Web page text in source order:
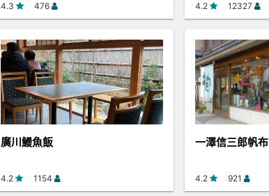
4.3 476 4.2 12327
廣川鰻魚飯
4.2 1154
一澤信三郎帆布
4.2 921